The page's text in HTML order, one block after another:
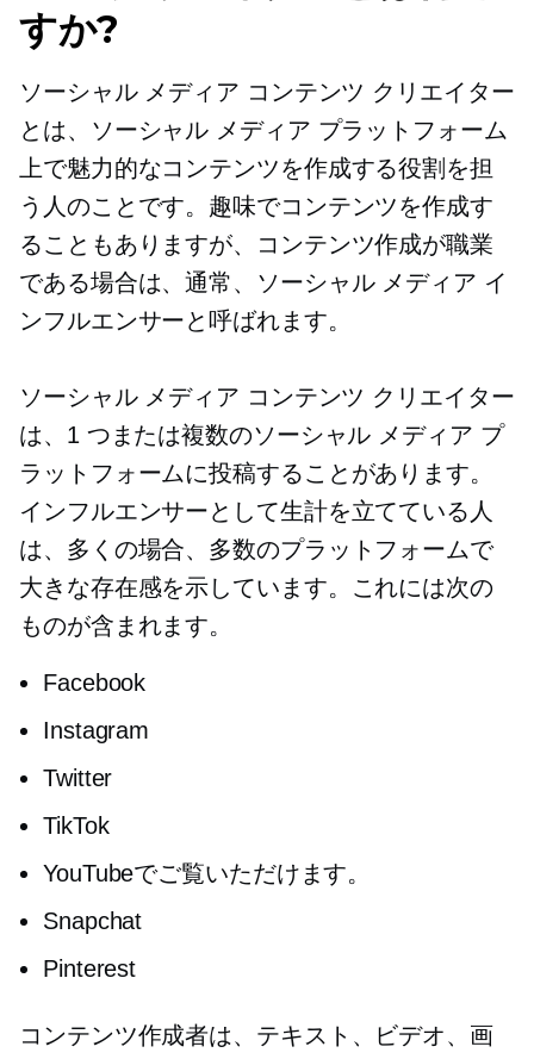
すか?
ソーシャル メディア コンテンツ クリエイター
とは、ソーシャル メディア プラットフォーム
上で魅力的なコンテンツを作成する役割を担
う人のことです。趣味でコンテンツを作成す
ることもありますが、コンテンツ作成が職業
である場合は、通常、ソーシャル メディア イ
ンフルエンサーと呼ばれます。
ソーシャル メディア コンテンツ クリエイター
は、1 つまたは複数のソーシャル メディア プ
ラットフォームに投稿することがあります。
インフルエンサーとして生計を立てている人
は、多くの場合、多数のプラットフォームで
大きな存在感を示しています。これには次の
ものが含まれます。
Facebook
Instagram
Twitter
TikTok
YouTubeでご覧いただけます。
Snapchat
Pinterest
コンテンツ作成者は、テキスト、ビデオ、画